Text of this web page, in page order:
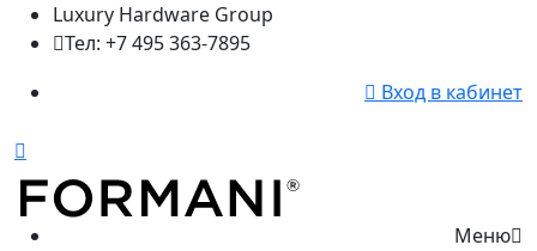
Luxury Hardware Group
Тел: +7 495 363-7895
Вход в кабинет
Меню